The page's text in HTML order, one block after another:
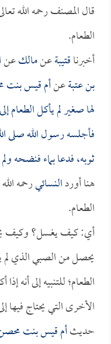
قال المصنف رحمه الله
الطعام.
أخبرناقتيبةعنمالكعن
بن عتبةعنأم قيس
لها صغير لم يأكل الطعام
فأجلسه رسول الله صلى
ثوبه، فدعا بماء فنضحه
هنا أوردالنسائيرحمه
الطعام.
أي: كيف يغسل؟ وكيف
يحصل من الصبي الذي لم
الطعام؛ للتنبيه إلى أنه
الأخرى التي يحتاج فيها
حديثأم قيس بنت